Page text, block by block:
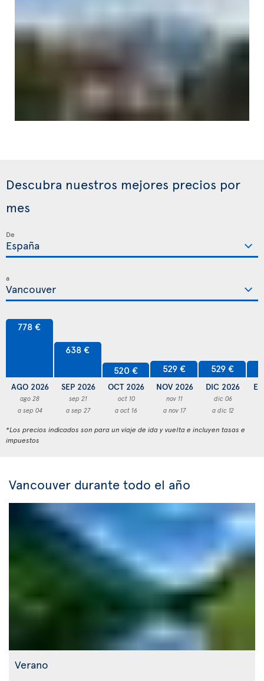
Descubra nuestros mejores precios por
mes
De
a
778 €
AGO 2026
ago 28
a sep 04
638 €
SEP 2026
sep 21
a sep 27
520 €
OCT 2026
oct 10
a oct 16
529 €
NOV 2026
nov 11
a nov 17
529 €
DIC 2026
dic 06
a dic 12
*Los precios indicados son para un viaje de ida y vuelta e incluyen tasas e
impuestos
Vancouver durante todo el año
Verano